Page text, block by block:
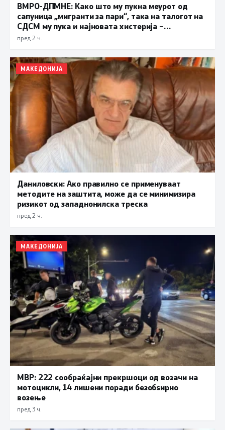
ВМРО-ДПМНЕ: Како што му пукна меурот од
сапуница „мигранти за пари“, така на талогот на
СДСМ му пука и најновата хистерија –
прифаќање на француски предлог
пред 2 ч.
МАКЕДОНИЈА
Даниловски: Ако правилно се применуваат
методите на заштита, може да се минимизира
ризикот од западнонилска треска
пред 2 ч.
МАКЕДОНИЈА
МВР: 222 сообраќајни прекршоци од возачи на
мотоцикли, 14 лишени поради безобѕирно
возење
пред 3 ч.